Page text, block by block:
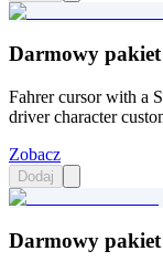
Darmowy
Fahrer cursor with a
driver character
Zobacz
Dodaj
Darmowy